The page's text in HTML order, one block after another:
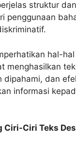
struktur
penggunaan
hal-
menghasilkan
dipahami, dan
informasi
Ciri-Ciri Teks